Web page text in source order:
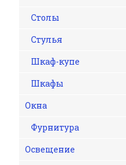
Столы
Стулья
Шкаф-купе
Шкафы
Окна
Фурнитура
Освещение